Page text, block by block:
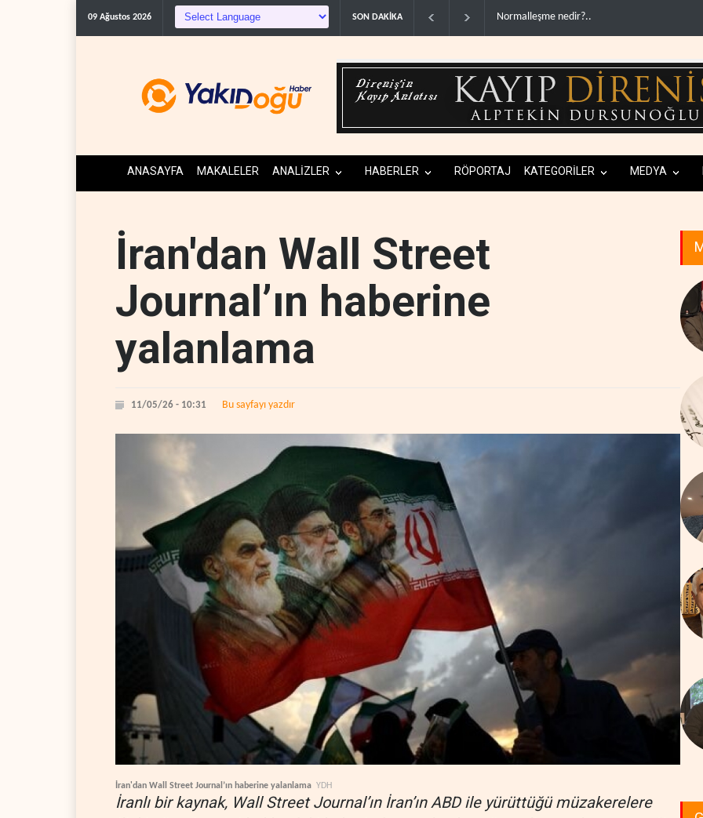
09 Ağustos 2026 SON DAKİKA ABD'den Rus petrolünü alan ülkelere yüzde
ANASAYFA MAKALELER ANALİZLER HABERLER RÖPORTAJ KATEGORİLER MEDYA
İran'dan Wall Street
Journal’ın haberine
yalanlama
11/05/26 - 10:31 Bu sayfayı yazdır
İran'dan Wall Street Journal’ın haberine yalanlama YDH
İranlı bir kaynak, Wall Street Journal’ın İran’ın ABD ile yürüttüğü müzakerelere